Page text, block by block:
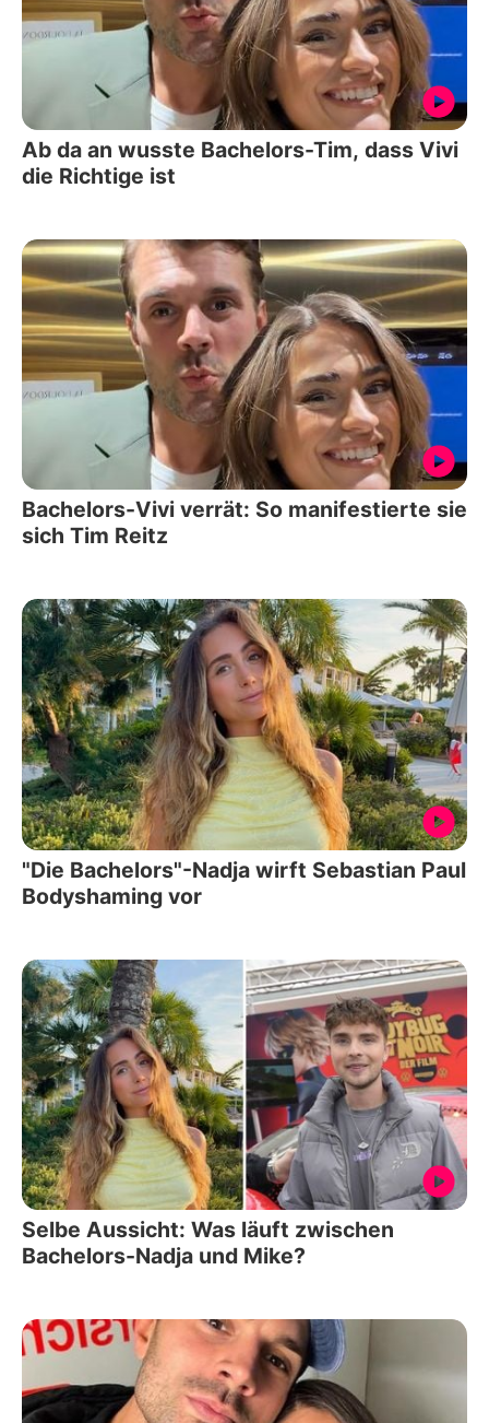
Ab da an wusste Bachelors-Tim, dass Vivi
die Richtige ist
Bachelors-Vivi verrät: So manifestierte sie
sich Tim Reitz
"Die Bachelors"-Nadja wirft Sebastian Paul
Bodyshaming vor
Selbe Aussicht: Was läuft zwischen
Bachelors-Nadja und Mike?